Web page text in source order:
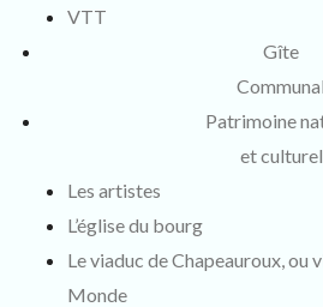
VTT
Gîte
Communal
Patrimoine
et culturel
Les artistes
L’église du bourg
Le viaduc de Chapeauroux, ou
Monde